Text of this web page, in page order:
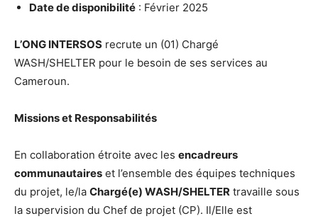
Date de disponibilité : Février 2025
L’ONG INTERSOS recrute un (01) Chargé
WASH/SHELTER pour le besoin de ses services au
Cameroun.
Missions et Responsabilités
En collaboration étroite avec les encadreurs
communautaires et l’ensemble des équipes techniques
du projet, le/la Chargé(e) WASH/SHELTER travaille sous
la supervision du Chef de projet (CP). Il/Elle est